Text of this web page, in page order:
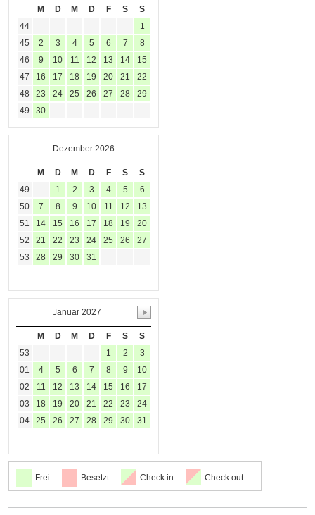
M D M D F S
S
44
1
45
2 3 4 5 6 7
8
46
9 10 11 12 13 14
15
47
16 17 18 19 20 21
22
48
23 24 25 26 27 28
29
49
30
Dezember 2026
M D M D F S
S
49
1 2 3 4 5
6
50
7 8 9 10 11 12
13
51
14 15 16 17 18 19
20
52
21 22 23 24 25 26
27
53
28 29 30 31
Januar 2027
M D M D F S
S
53
1 2
3
01
4 5 6 7 8 9
10
02
11 12 13 14 15 16
17
03
18 19 20 21 22 23
24
04
25 26 27 28 29 30 31
Frei Besetzt Check in Check out